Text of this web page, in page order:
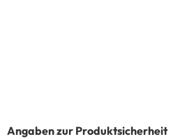
Angaben zur Produktsicherheit